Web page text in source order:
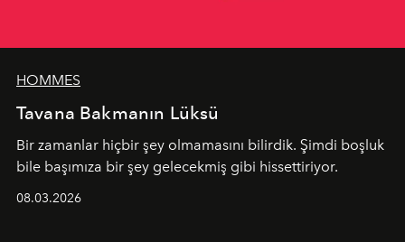
HOMMES
Tavana Bakmanın Lüksü
Bir zamanlar hiçbir şey olmamasını bilirdik. Şimdi boşluk
bile başımıza bir şey gelecekmiş gibi hissettiriyor.
08.03.2026